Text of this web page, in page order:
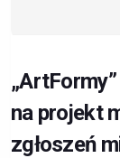
na projekt
zgłoszeń